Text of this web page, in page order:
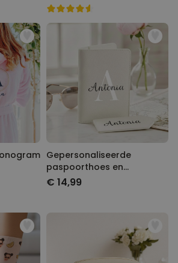
Gepersonaliseerde
paspoorthoes en
kofferlabel met monogram
€ 14,99